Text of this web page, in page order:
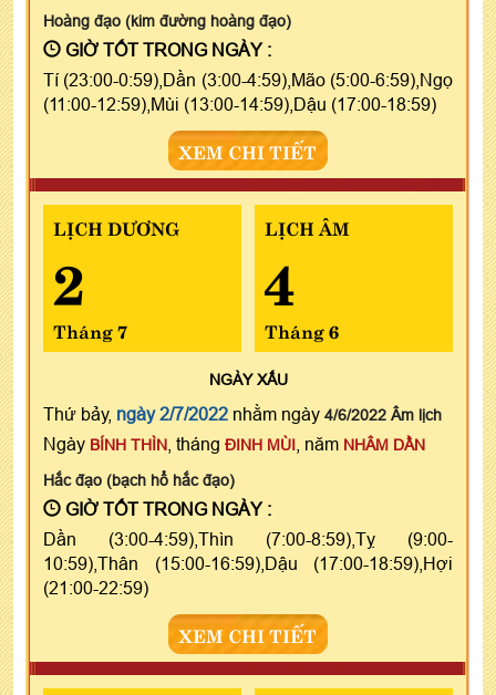
Hoàng đạo (kim đường hoàng đạo)
GIỜ TỐT TRONG NGÀY :
Tí (23:00-0:59),Dần (3:00-4:59),Mão (5:00-6:59),Ngọ
(11:00-12:59),Mùi (13:00-14:59),Dậu (17:00-18:59)
XEM CHI TIẾT
LỊCH DƯƠNG
2
Tháng 7
LỊCH ÂM
4
Tháng 6
NGÀYXẤU
Thứ bảy, ngày 2/7/2022 nhằm ngày 4/6/2022 Âm lịch
Ngày BÍNH THÌN , tháng ĐINH MÙI , năm NHÂM DẦN
Hắc đạo (bạch hổ hắc đạo)
GIỜ TỐT TRONG NGÀY :
Dần (3:00-4:59),Thìn (7:00-8:59),Tỵ (9:00-
10:59),Thân (15:00-16:59),Dậu (17:00-18:59),Hợi
(21:00-22:59)
XEM CHI TIẾT